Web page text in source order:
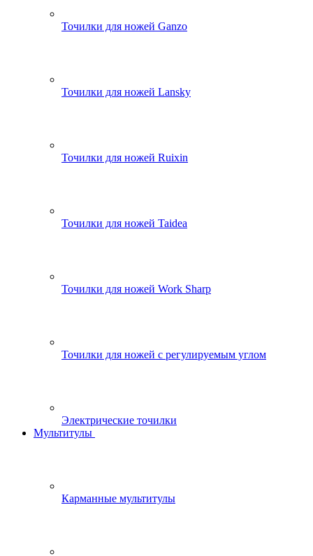
Точилки для ножей Ganzo
Точилки для ножей Lansky
Точилки для ножей Ruixin
Точилки для ножей Taidea
Точилки для ножей Work Sharp
Точилки для ножей с регулируемым углом
Электрические точилки
Мультитулы
Карманные мультитулы